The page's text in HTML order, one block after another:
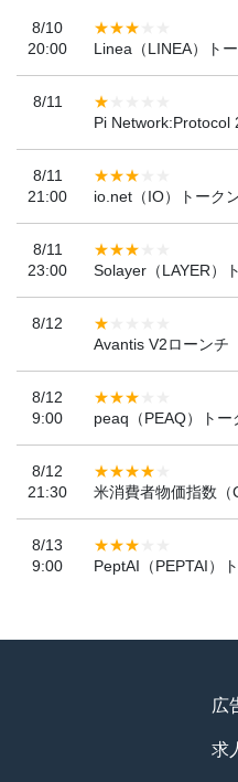
8/10
20:00
Linea（LINEA）ト
8/11
Pi Network:Protocol
8/11
21:00
io.net（IO）トーク
8/11
23:00
Solayer（LAYER）
8/12
Avantis V2ローンチ
8/12
9:00
peaq（PEAQ）トー
8/12
21:30
米消費者物価指数
8/13
9:00
PeptAI（PEPTAI）
広
求